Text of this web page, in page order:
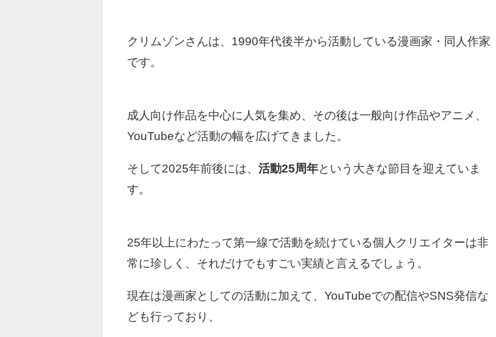
クリムゾンさんは、1990年代後半から活動している漫画家・同人作家
です。
成人向け作品を中心に人気を集め、その後は一般向け作品やアニメ、
YouTubeなど活動の幅を広げてきました。
そして2025年前後には、 活動25周年という大きな節目を迎えていま
す。
25年以上にわたって第一線で活動を続けている個人クリエイターは非
常に珍しく、それだけでもすごい実績と言えるでしょう。
現在は漫画家としての活動に加えて、YouTubeでの配信やSNS発信な
ども行っており、